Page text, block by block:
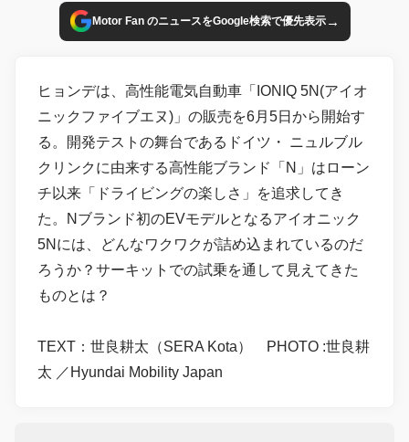
Motor Fan のニュースをGoogle検索で優先表示→
ヒョンデは、高性能電気自動車「IONIQ 5N(アイオ
ニックファイブエヌ)」の販売を6月5日から開始す
る。開発テストの舞台であるドイツ・ ニュルブル
クリンクに由来する高性能ブランド「N」はローン
チ以来「ドライビングの楽しさ」を追求してき
た。Nブランド初のEVモデルとなるアイオニック
5Nには、どんなワクワクが詰め込まれているのだ
ろうか？サーキットでの試乗を通して見えてきた
ものとは？
TEXT：世良耕太（SERA Kota） PHOTO :世良耕
太 ／Hyundai Mobility Japan